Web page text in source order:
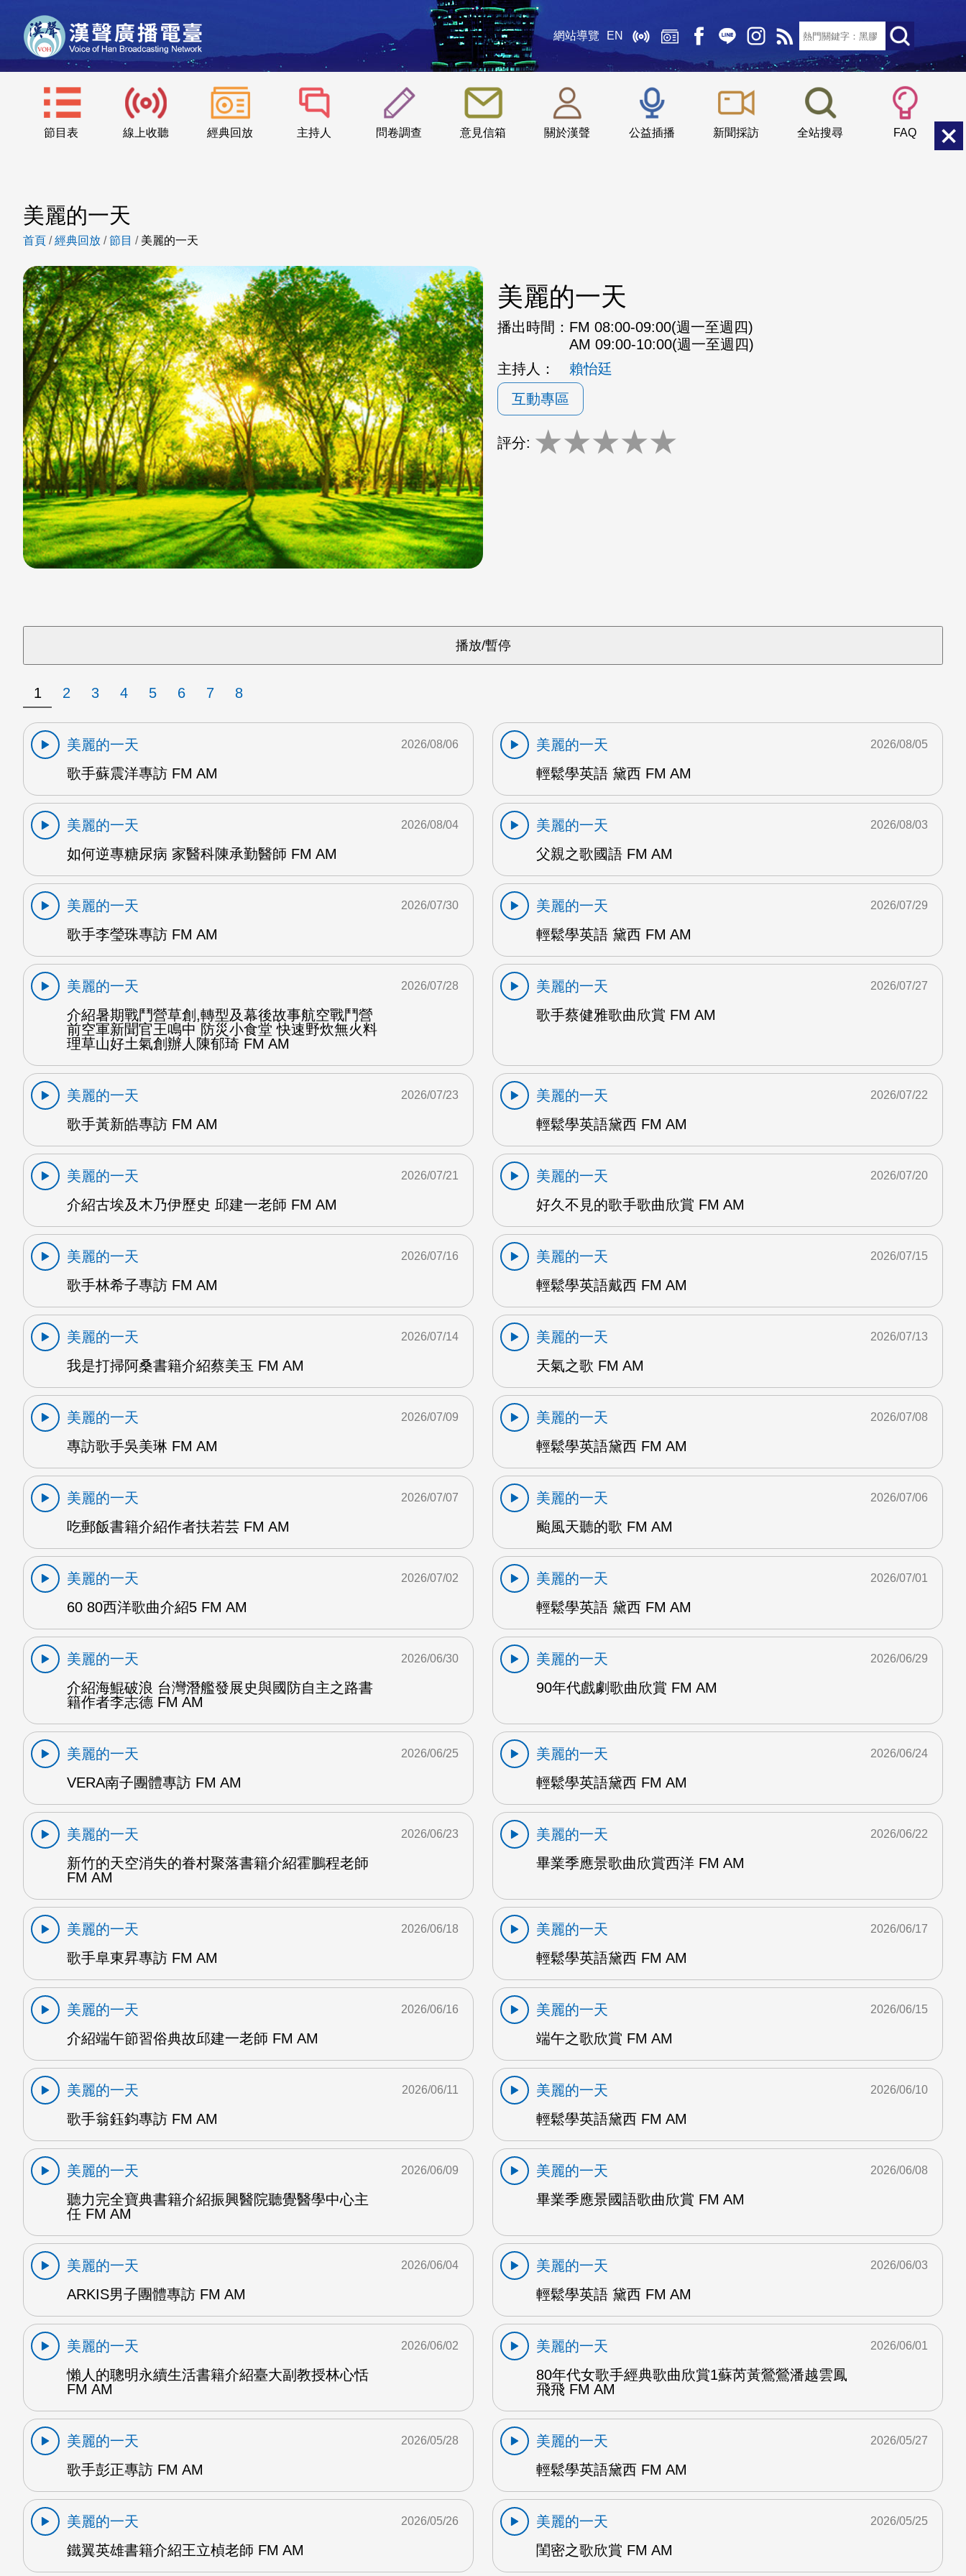
網站導覽 EN
節目表 線上收聽 經典回放 主持人 問卷調查 意見信箱 關於漢聲 公益插播 新聞採訪 全站搜尋 FAQ
::: 小 中
美麗的一天
首頁 /經典回放 /節目 / 美麗的一天
美麗的一天
播出時間： FM 08:00-09:00(週一至週四)
AM 09:00-10:00(週一至週四)
主持人：
賴怡廷
互動專區
評分: ★★★★★
1 2 3 4 5 6 7 8
美麗的一天
歌手蘇震洋專訪 FM AM
2026/08/06
美麗的一天
輕鬆學英語 黛西 FM AM
2026/08/05
美麗的一天
如何逆專糖尿病 家醫科陳承勤醫師 FM AM
2026/08/04
美麗的一天
父親之歌國語 FM AM
2026/08/03
美麗的一天
歌手李瑩珠專訪 FM AM
2026/07/30
美麗的一天
輕鬆學英語 黛西 FM AM
2026/07/29
美麗的一天
介紹暑期戰鬥營草創,轉型及幕後故事航空戰鬥營
前空軍新聞官王鳴中 防災小食堂 快速野炊無火料
理草山好土氣創辦人陳郁琦 FM AM
2026/07/28
美麗的一天
歌手蔡健雅歌曲欣賞 FM AM
2026/07/27
美麗的一天
歌手黃新皓專訪 FM AM
2026/07/23
美麗的一天
輕鬆學英語黛西 FM AM
2026/07/22
美麗的一天
介紹古埃及木乃伊歷史 邱建一老師 FM AM
2026/07/21
美麗的一天
好久不見的歌手歌曲欣賞 FM AM
2026/07/20
美麗的一天
歌手林希子專訪 FM AM
2026/07/16
美麗的一天
輕鬆學英語戴西 FM AM
2026/07/15
美麗的一天
我是打掃阿桑書籍介紹蔡美玉 FM AM
2026/07/14
美麗的一天
天氣之歌 FM AM
2026/07/13
美麗的一天
專訪歌手吳美琳 FM AM
2026/07/09
美麗的一天
輕鬆學英語黛西 FM AM
2026/07/08
美麗的一天
吃郵飯書籍介紹作者扶若芸 FM AM
2026/07/07
美麗的一天
颱風天聽的歌 FM AM
2026/07/06
美麗的一天
60 80西洋歌曲介紹5 FM AM
2026/07/02
美麗的一天
輕鬆學英語 黛西 FM AM
2026/07/01
美麗的一天
介紹海鯤破浪 台灣潛艦發展史與國防自主之路書
籍作者李志德 FM AM
2026/06/30
美麗的一天
90年代戲劇歌曲欣賞 FM AM
2026/06/29
美麗的一天
VERA南子團體專訪 FM AM
2026/06/25
美麗的一天
輕鬆學英語黛西 FM AM
2026/06/24
美麗的一天
新竹的天空消失的眷村聚落書籍介紹霍鵬程老師
FM AM
2026/06/23
美麗的一天
畢業季應景歌曲欣賞西洋 FM AM
2026/06/22
美麗的一天
歌手阜東昇專訪 FM AM
2026/06/18
美麗的一天
輕鬆學英語黛西 FM AM
2026/06/17
美麗的一天
介紹端午節習俗典故邱建一老師 FM AM
2026/06/16
美麗的一天
端午之歌欣賞 FM AM
2026/06/15
美麗的一天
歌手翁鈺鈞專訪 FM AM
2026/06/11
美麗的一天
輕鬆學英語黛西 FM AM
2026/06/10
美麗的一天
聽力完全寶典書籍介紹振興醫院聽覺醫學中心主
任 FM AM
2026/06/09
美麗的一天
畢業季應景國語歌曲欣賞 FM AM
2026/06/08
美麗的一天
ARKIS男子團體專訪 FM AM
2026/06/04
美麗的一天
輕鬆學英語 黛西 FM AM
2026/06/03
美麗的一天
懶人的聰明永續生活書籍介紹臺大副教授林心恬
FM AM
2026/06/02
美麗的一天
80年代女歌手經典歌曲欣賞1蘇芮黃鶯鶯潘越雲鳳
飛飛 FM AM
2026/06/01
美麗的一天
歌手彭正專訪 FM AM
2026/05/28
美麗的一天
輕鬆學英語黛西 FM AM
2026/05/27
美麗的一天
鐵翼英雄書籍介紹王立楨老師 FM AM
2026/05/26
美麗的一天
閨密之歌欣賞 FM AM
2026/05/25